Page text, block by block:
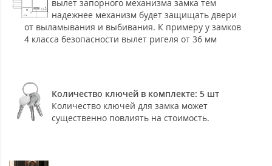
вылет запорного механизма замка тем
надежнее механизм будет защищать двери
от выламывания и выбивания. К примеру у замков
4 класса безопасности вылет ригеля от 36 мм
Количество ключей в комплекте: 5 шт
Количество ключей для замка может
существенно повлиять на стоимость.